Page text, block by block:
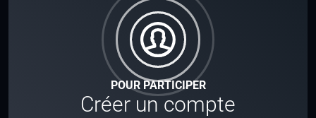
POUR PARTICIPER
Créer un compte